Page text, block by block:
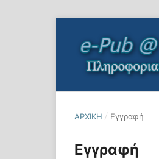
ΑΡΧΙΚΉ / Εγγραφή
Εγγραφή